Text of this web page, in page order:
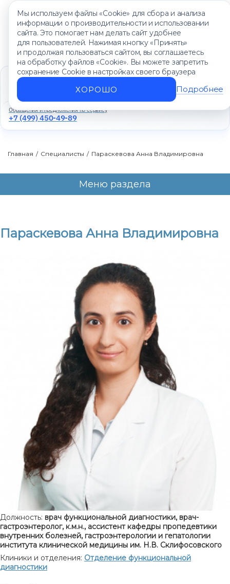
Мы используем файлы «Cookie» для сбора и анализа
информации о производительности и использовании
сайта. Это помогает нам делать сайт удобнее
для пользователей. Нажимая кнопку «Принять»
и продолжая пользоваться сайтом, вы соглашаетесь
на обработку файлов «Cookie». Вы можете запретить
сохранение Cookie в настройках своего браузера
ХОРОШО Подробнее
Единый контакт-центр
+7 (499) 450-88-89
Ежедневно с 8:00 до 20:00
Обращения и предложения по сервису
+7 (499) 450-49-89
Главная / Специалисты / Параскевова Анна Владимировна
Параскевова Анна Владимировна
Должность: врач функциональной диагностики, врач-
гастроэнтеролог, к.м.н., ассистент кафедры пропедевтики
внутренних болезней, гастроэнтерологии и гепатологии
института клинической медицины им. Н.В. Склифосовского
Клиники и отделения: Отделение функциональной
диагностики
Меню раздела